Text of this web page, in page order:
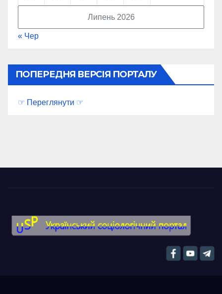
Липень 2026
« Чер
ПОПЕРЕДНЯ ВЕРСІЯ ПОРТАЛУ
☞ Переглянути ☞